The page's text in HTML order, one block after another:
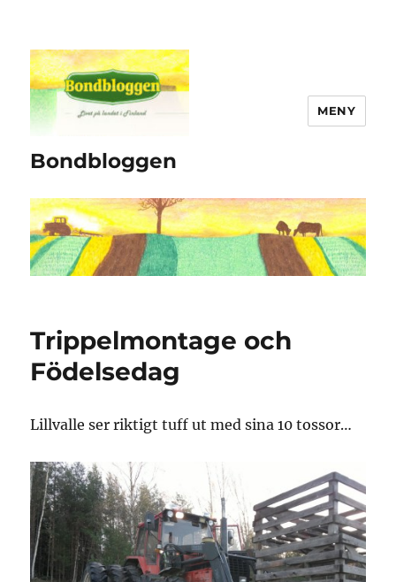
Bondbloggen
MENY
Trippelmontage och
Födelsedag
Lillvalle ser riktigt tuff ut med sina 10 tossor…